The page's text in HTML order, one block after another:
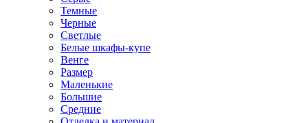
Темные
Черные
Светлые
Белые шкафы-купе
Венге
Размер
Маленькие
Большие
Средние